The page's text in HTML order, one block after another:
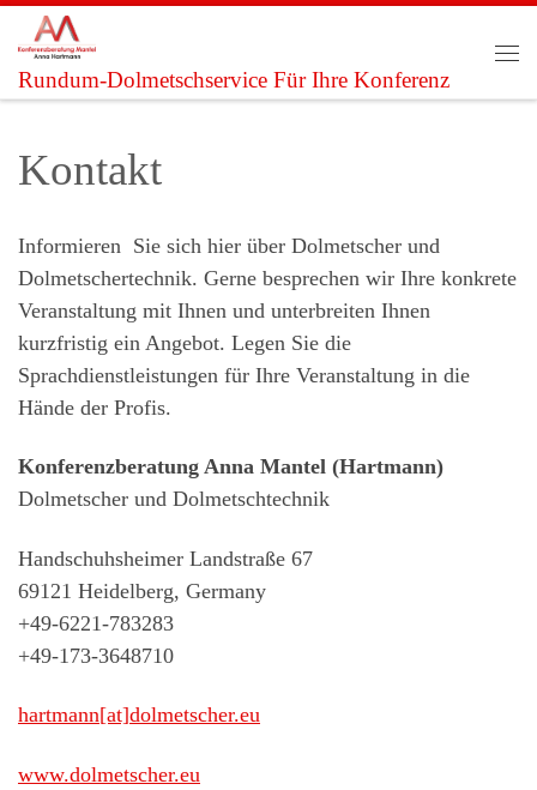
Zum Inhalt springen
Rundum-Dolmetschservice Für Ihre Konferenz
Kontakt
Informieren Sie sich hier über Dolmetscher und
Dolmetschertechnik. Gerne besprechen wir Ihre konkrete
Veranstaltung mit Ihnen und unterbreiten Ihnen
kurzfristig ein Angebot. Legen Sie die
Sprachdienstleistungen für Ihre Veranstaltung in die
Hände der Profis.
Konferenzberatung Anna Mantel (Hartmann)
Dolmetscher und Dolmetschtechnik
Handschuhsheimer Landstraße 67
69121 Heidelberg, Germany
+49-6221-783283
+49-173-3648710
hartmann[at]dolmetscher.eu
www.dolmetscher.eu